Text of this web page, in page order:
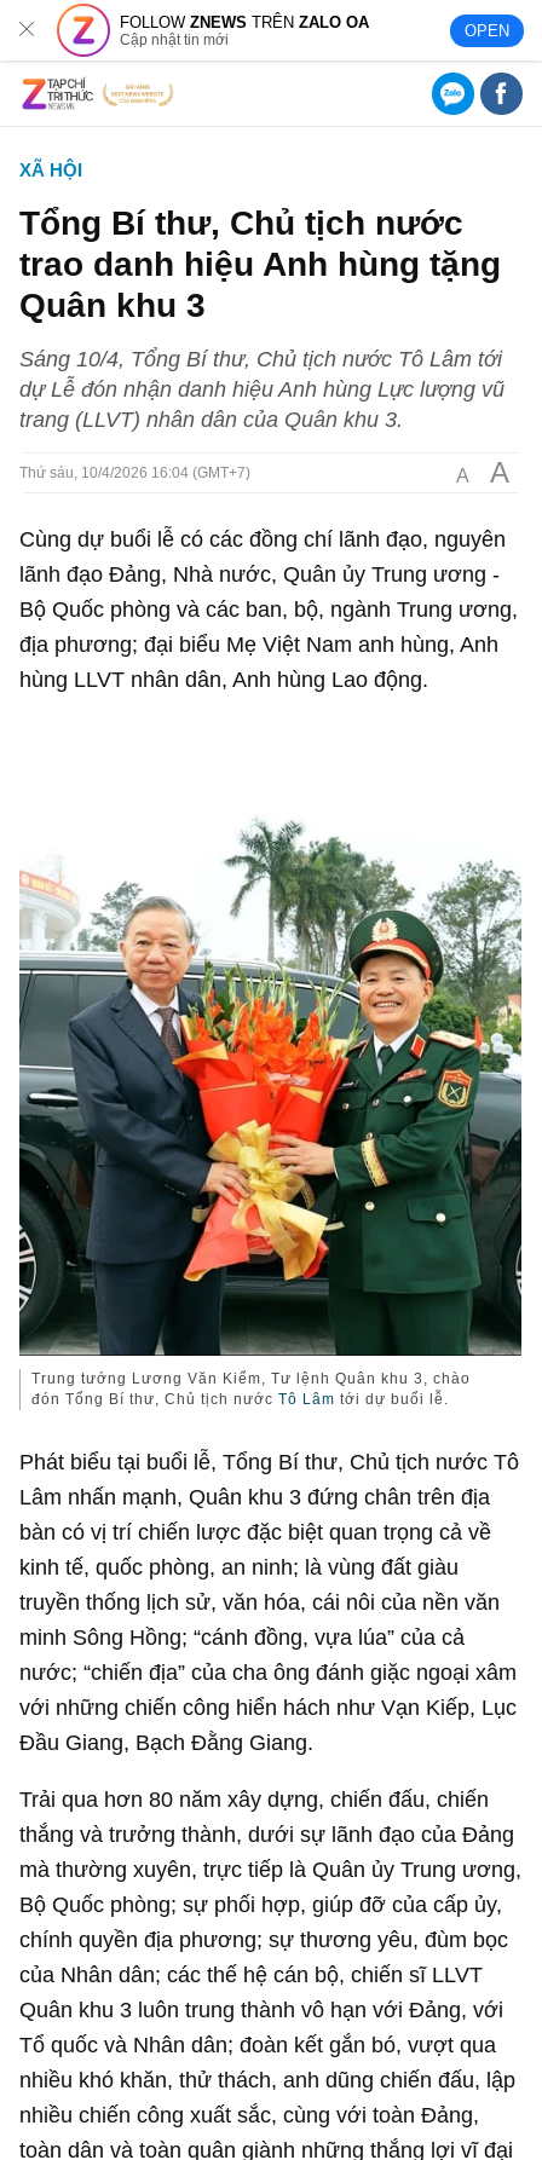
FOLLOWZNEWS TRÊNZALO OA
Cập nhật tin mới OPEN
XÃ HỘI
Tổng Bí thư, Chủ tịch nước
trao danh hiệu Anh hùng tặng
Quân khu 3
Sáng 10/4, Tổng Bí thư, Chủ tịch nước Tô Lâm tới
dự Lễ đón nhận danh hiệu Anh hùng Lực lượng vũ
trang (LLVT) nhân dân của Quân khu 3.
Thứ sáu, 10/4/2026 16:04 (GMT+7) A A
Cùng dự buổi lễ có các đồng chí lãnh đạo, nguyên
lãnh đạo Đảng, Nhà nước, Quân ủy Trung ương -
Bộ Quốc phòng và các ban, bộ, ngành Trung ương,
địa phương; đại biểu Mẹ Việt Nam anh hùng, Anh
hùng LLVT nhân dân, Anh hùng Lao động.
Trung tướng Lương Văn Kiểm, Tư lệnh Quân khu 3, chào
đón Tổng Bí thư, Chủ tịch nướcTô Lâm tới dự buổi lễ.
Phát biểu tại buổi lễ, Tổng Bí thư, Chủ tịch nước Tô
Lâm nhấn mạnh, Quân khu 3 đứng chân trên địa
bàn có vị trí chiến lược đặc biệt quan trọng cả về
kinh tế, quốc phòng, an ninh; là vùng đất giàu
truyền thống lịch sử, văn hóa, cái nôi của nền văn
minh Sông Hồng; “cánh đồng, vựa lúa” của cả
nước; “chiến địa” của cha ông đánh giặc ngoại xâm
với những chiến công hiển hách như Vạn Kiếp, Lục
Đầu Giang, Bạch Đằng Giang.
Trải qua hơn 80 năm xây dựng, chiến đấu, chiến
thắng và trưởng thành, dưới sự lãnh đạo của Đảng
mà thường xuyên, trực tiếp là Quân ủy Trung ương,
Bộ Quốc phòng; sự phối hợp, giúp đỡ của cấp ủy,
chính quyền địa phương; sự thương yêu, đùm bọc
của Nhân dân; các thế hệ cán bộ, chiến sĩ LLVT
Quân khu 3 luôn trung thành vô hạn với Đảng, với
Tổ quốc và Nhân dân; đoàn kết gắn bó, vượt qua
nhiều khó khăn, thử thách, anh dũng chiến đấu, lập
nhiều chiến công xuất sắc, cùng với toàn Đảng,
toàn dân và toàn quân giành những thắng lợi vĩ đại